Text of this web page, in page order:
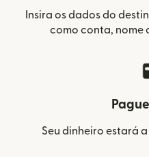
Insira os dados do
como conta, nome
Seu dinheiro estará